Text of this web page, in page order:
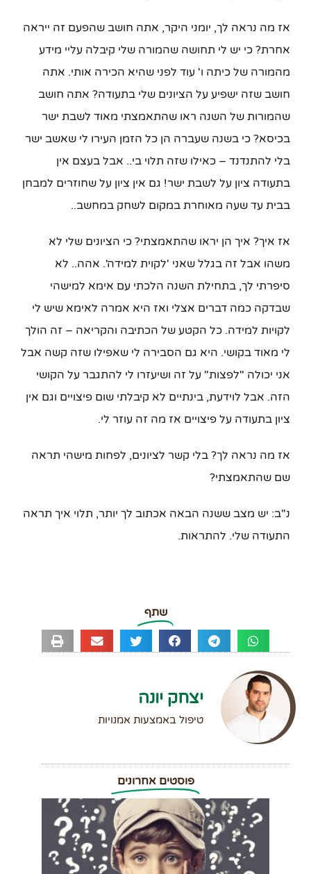
אז מה נראה לך, יומני היקר, אתה חושב שהפעם זה ייראה
אחרת? כי יש לי תחושה שהמורה שלי קיבלה עליי מידע
מהמורה של כיתה ו' עוד לפני שהיא הכירה אותי. אתה
חושב שזה ישפיע על הציונים שלי בתעודה? אתה חושב
שהמורות של השנה ראו שהתאמצתי מאוד לשבת ישר
בכיסא? כי בשנה שעברה הן כל הזמן העירו לי שאשב ישר
בלי להתנדנד – כאילו שזה תלוי בי.. אבל בעצם אין
בתעודה ציון על לשבת ישר! גם אין ציון על שחוזרים למבחן
בבית עד שעה מאוחרת במקום לשחק במחשב..
אז איך? איך הן יראו שהתאמצתי? כי הציונים שלי לא
משהו אבל זה בגלל שאני 'לקוית למידה'. אהה.. לא
סיפרתי לך, בתחילת השנה הלכתי עם אימא למישהי
שבדקה כמה דברים אצלי ואז היא אמרה לאימא שיש לי
לקויות למידה. כל הקטע של הכתיבה והקריאה – זה הולך
לי מאוד בקושי. היא גם הסבירה לי שאפילו שזה קשה אבל
אני יכולה "לפצות" על זה ושיעזרו לי להתגבר על הקושי
הזה. אבל לוידעת, בינתיים לא קיבלתי שום פיצויים וגם אין
ציון בתעודה על פיצויים אז מה זה עוזר לי.
אז מה נראה לך? בלי קשר לציונים, לפחות מישהי תראה
שם שהתאמצתי?
נ"ב: יש מצב ששנה הבאה אכתוב לך יותר, תלוי איך תראה
התעודה שלי. להתראות.
שתף
יצחק יונה
טיפול באמצעות אמנויות
פוסטים אחרונים